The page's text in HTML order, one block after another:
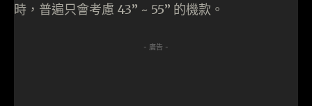
時，普遍只會考慮 43” ~ 55” 的機款。
- 廣告 -